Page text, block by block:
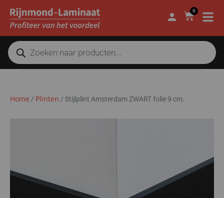
0
Home / Plinten / Stijlplint Amsterdam ZWART folie 9 cm.